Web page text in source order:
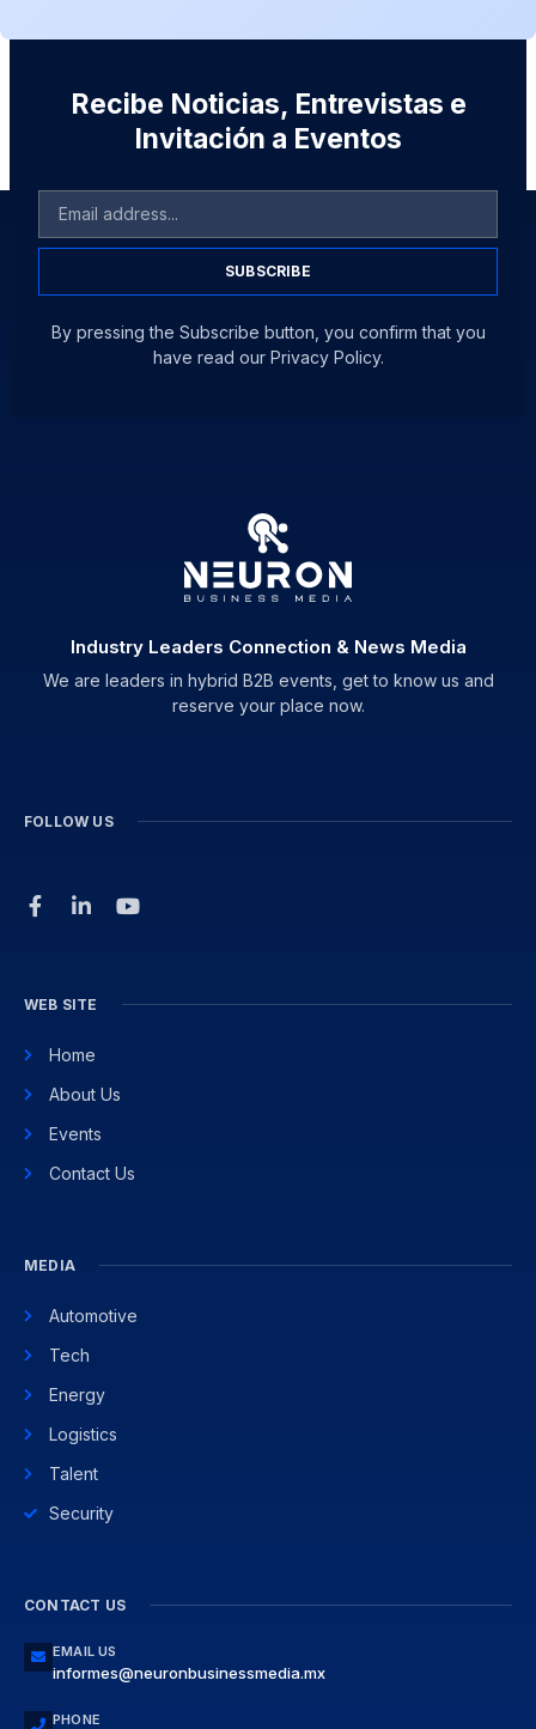
Recibe Noticias, Entrevistas e
Invitación a Eventos
SUBSCRIBE
By pressing the Subscribe button, you confirm that you
have read our Privacy Policy.
Industry Leaders Connection & News Media
We are leaders in hybrid B2B events, get to know us and
reserve your place now.
FOLLOW US
WEB SITE
Home
About Us
Events
Contact Us
MEDIA
Automotive
Tech
Energy
Logistics
Talent
Security
CONTACT US
EMAIL US
informes@neuronbusinessmedia.mx
PHONE